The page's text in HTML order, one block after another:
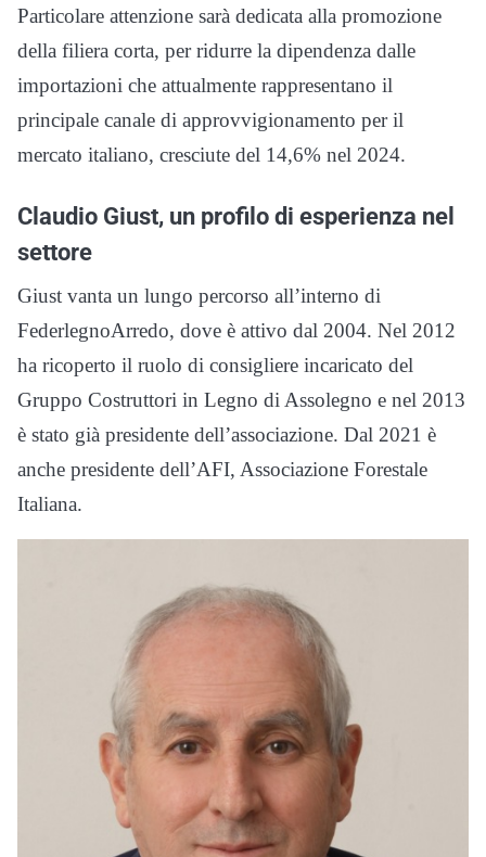
Particolare attenzione sarà dedicata alla promozione
della filiera corta, per ridurre la dipendenza dalle
importazioni che attualmente rappresentano il
principale canale di approvvigionamento per il
mercato italiano, cresciute del 14,6% nel 2024.
Claudio Giust, un profilo di esperienza nel
settore
Giust vanta un lungo percorso all’interno di
FederlegnoArredo, dove è attivo dal 2004. Nel 2012
ha ricoperto il ruolo di consigliere incaricato del
Gruppo Costruttori in Legno di Assolegno e nel 2013
è stato già presidente dell’associazione. Dal 2021 è
anche presidente dell’AFI, Associazione Forestale
Italiana.